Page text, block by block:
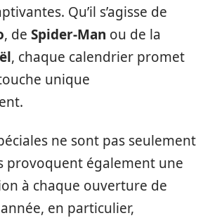
Qu’il s’agisse de
, de Spider-Man ou de la
, chaque calendrier promet
unique
ne sont pas seulement
provoquent également une
à chaque ouverture de
en particulier,